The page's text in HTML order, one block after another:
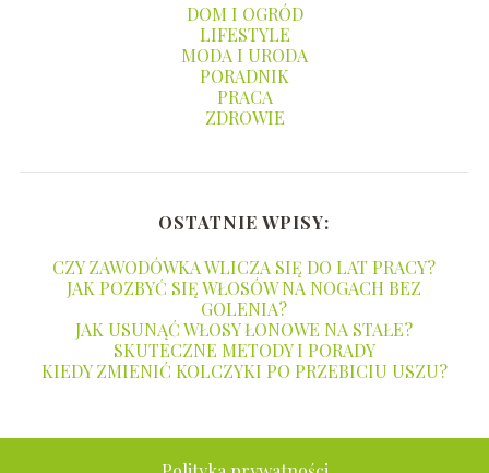
DOM I OGRÓD
LIFESTYLE
MODA I URODA
PORADNIK
PRACA
ZDROWIE
OSTATNIE WPISY:
CZY ZAWODÓWKA WLICZA SIĘ DO LAT PRACY?
JAK POZBYĆ SIĘ WŁOSÓW NA NOGACH BEZ
GOLENIA?
JAK USUNĄĆ WŁOSY ŁONOWE NA STAŁE?
SKUTECZNE METODY I PORADY
KIEDY ZMIENIĆ KOLCZYKI PO PRZEBICIU USZU?